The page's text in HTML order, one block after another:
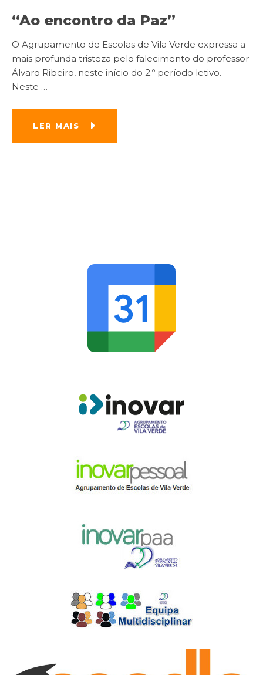
“Ao encontro da Paz”
O Agrupamento de Escolas de Vila Verde expressa a
mais profunda tristeza pelo falecimento do professor
Álvaro Ribeiro, neste início do 2.º período letivo.
Neste …
LER MAIS